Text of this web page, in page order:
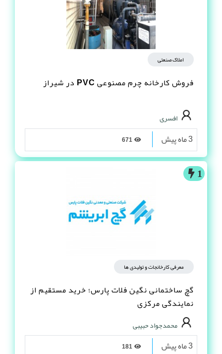
املاک صنعتی
فروش کارخانه چرم مصنوعى PVC در شیراز
افسری
3 ماه پیش
1
معرفی کارخانجات و تولیدی ها
گچ ساختمانی نگین فلات پارس؛ خرید مستقیم از
نمایندگی مرکزی
محمدجواد حبیبی
3 ماه پیش